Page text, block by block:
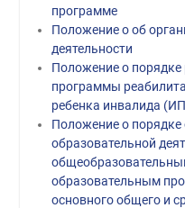
программе
Положение о об
деятельности
Положение о порядке
программы
ребенка инвалида
Положение о порядке
образовательной
образовательным
основного общего и